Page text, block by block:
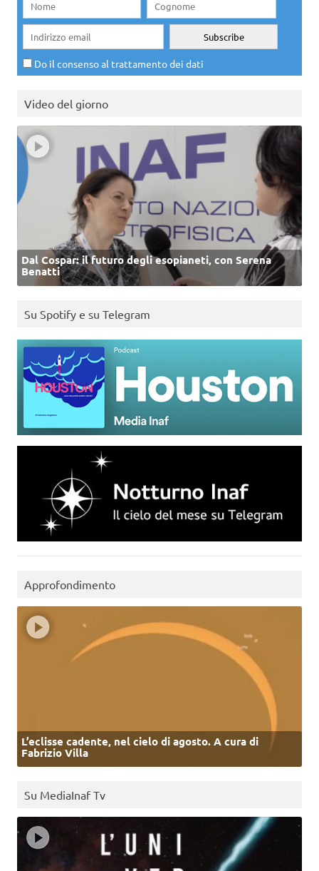
Do il consenso al trattamento dei dati
Video del giorno
Dal Cospar: il futuro degli esopianeti, con Serena
Benatti
Su Spotify e su Telegram
Approfondimento
L’eclisse cadente, nel cielo di agosto. A cura di
Fabrizio Villa
Su MediaInaf Tv